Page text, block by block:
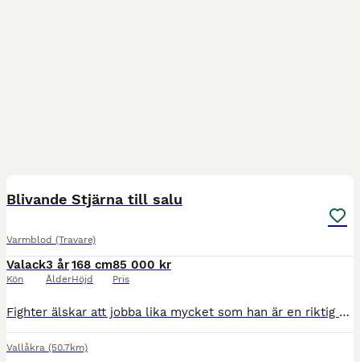
Blivande Stjärna till salu
Varmblod (Travare)
Valack
Kön
3 år
Ålder
168 cm
Höjd
85 000 kr
Pris
Fighter älskar att jobba lika mycket som han är en riktig gosehäst. Kvalad nu under våren och har nu hittad tryggheten på banan så nästa steg är att börja tävla. Insutten i skritt och trav och har all
Vallåkra (50.7km)